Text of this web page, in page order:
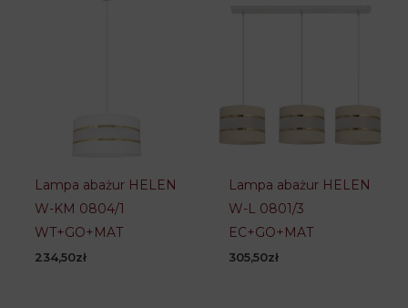
Lampa abażur HELEN
W-KM 0804/1
WT+GO+MAT
234,50zł
Lampa abażur HELEN
W-L 0801/3
EC+GO+MAT
305,50zł